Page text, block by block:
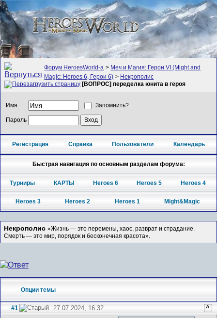
Форум HeroesWorld-а > Меч и Магия: Герои VI (Might and
Magic: Heroes 6, Герои 6) > Некрополис
[ВОПРОС] переделка юнита в героя
Имя Запомнить?
Пароль
Регистрация Справка Пользователи Календарь
Быстрая навигация по основным разделам форума:
Турниры КАРТЫ Heroes 6 Heroes 5 Heroes 4
Heroes 3 Heroes 2 Heroes 1 Might&Magic
Некрополис «Жизнь — это перемены, хаос, разврат и страдание.
Смерть — это мир, порядок и бесконечная красота».
Опции темы
#1 27.07.2024, 16:32 ^